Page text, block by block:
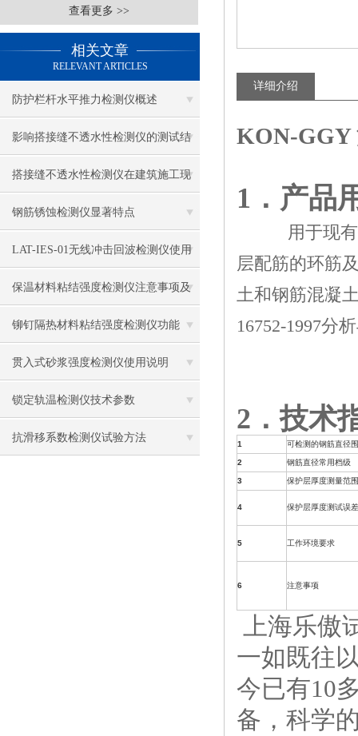
查看更多 >>
相关文章
RELEVANT ARTICLES
防护栏杆水平推力检测仪概述
影响搭接缝不透水性检测仪的测试结
果的因素有哪些？
搭接缝不透水性检测仪在建筑施工现
场中的应用
钢筋锈蚀检测仪显著特点
LAT-IES-01无线冲击回波检测仪使用
操作方法
保温材料粘结强度检测仪注意事项及
保养
铆钉隔热材料粘结强度检测仪功能
贯入式砂浆强度检测仪使用说明
锁定轨温检测仪技术参数
抗滑移系数检测仪试验方法
详细介绍
KON-GGY
1．产品
用于现
层配筋的环筋
土和钢筋混凝
16752-1997分
2．技术
1 可检测的钢筋直径围
2 钢筋直径常用档级
3 保护层厚度测量范围
4 保护层厚度测试误差
5 工作环境要求
6 注意事项
上海乐傲
一如既往
今已有10
备，科学